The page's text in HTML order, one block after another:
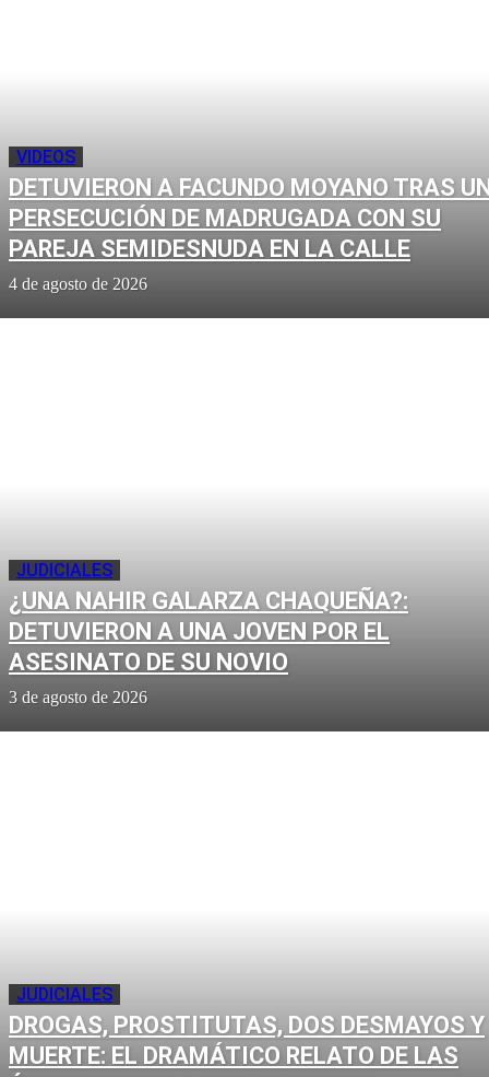
VIDEOS
DETUVIERON A FACUNDO MOYANO TRAS
PERSECUCIÓN DE MADRUGADA CON SU
PAREJA SEMIDESNUDA EN LA CALLE
4 de agosto de 2026
JUDICIALES
¿UNA NAHIR GALARZA CHAQUEÑA?:
DETUVIERON A UNA JOVEN POR EL
ASESINATO DE SU NOVIO
3 de agosto de 2026
JUDICIALES
DROGAS, PROSTITUTAS, DOS DESMAYOS Y
MUERTE: EL DRAMÁTICO RELATO DE LAS